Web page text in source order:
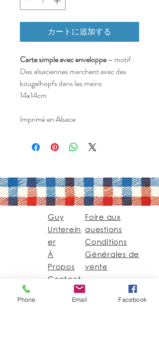
カートに追加する
Carte simple avec enveloppe– motif :
Des alsaciennes marchent avec des
kougelhopfs dans les mains
14x14cm
Imprimé en Alsace
Guy
Unterein
er
À
Propos
Contact
Foire aux
questions
Conditions
Générales de
vente
Phone Email Facebook